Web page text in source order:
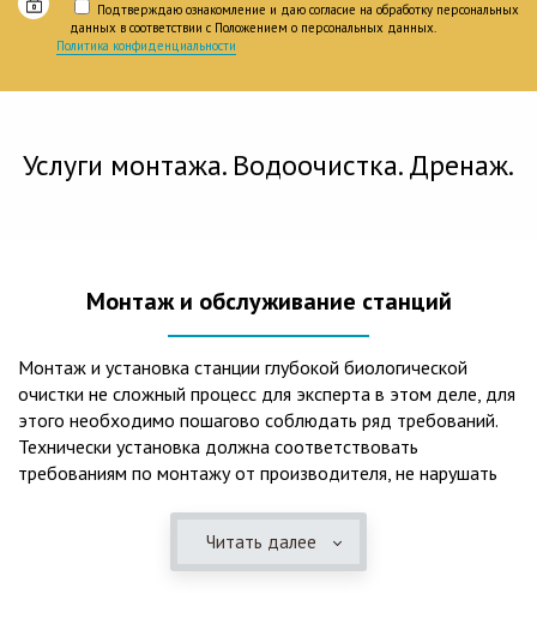
Подтверждаю ознакомление и даю согласие на обработку персональных
данных в соответствии с Положением о персональных данных.
Политика конфиденциальности
Услуги монтажа. Водоочистка. Дренаж.
Монтаж и обслуживание станций
Монтаж и установка станции глубокой биологической
очистки не сложный процесс для эксперта в этом деле, для
этого необходимо пошагово соблюдать ряд требований.
Технически установка должна соответствовать
требованиям по монтажу от производителя, не нарушать
представления о требованиях ПУЭ, ведь не качественный
монтаж может привезти не только к выходу из строя
Читать далее